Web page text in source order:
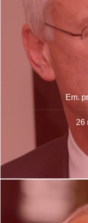
Em.
26